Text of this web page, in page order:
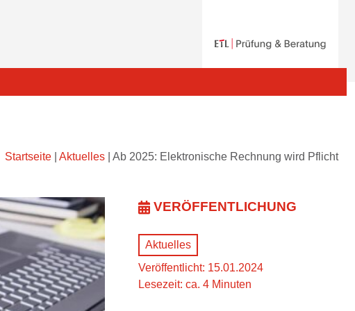
Startseite Aktuelles Ab 2025: Elektronische Rechnung wird Pflicht
VERÖFFENTLICHUNG
Aktuelles
Veröffentlicht: 15.01.2024
Lesezeit: ca. 4 Minuten